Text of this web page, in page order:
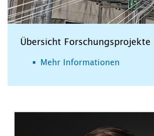
Übersicht Forschungsprojekte
Mehr Informationen